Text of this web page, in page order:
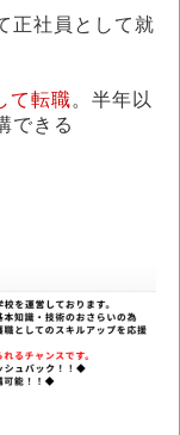
正社員として就
て転職。半年以
できる